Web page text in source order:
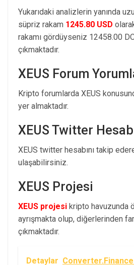
Yukarıdaki analizlerin yanında
süpriz rakam 1245.80 USD
rakamı gördüyseniz 12458.00
çıkmaktadır.
XEUS Forum
Kripto forumlarda XEUS
yer almaktadır.
XEUS Twitter
XEUS twitter hesabını takip
ulaşabilirsiniz.
XEUS Projesi
XEUS projesi kripto havuzunda
ayrışmakta olup, diğerlerinden
çıkmaktadır.
Detaylar